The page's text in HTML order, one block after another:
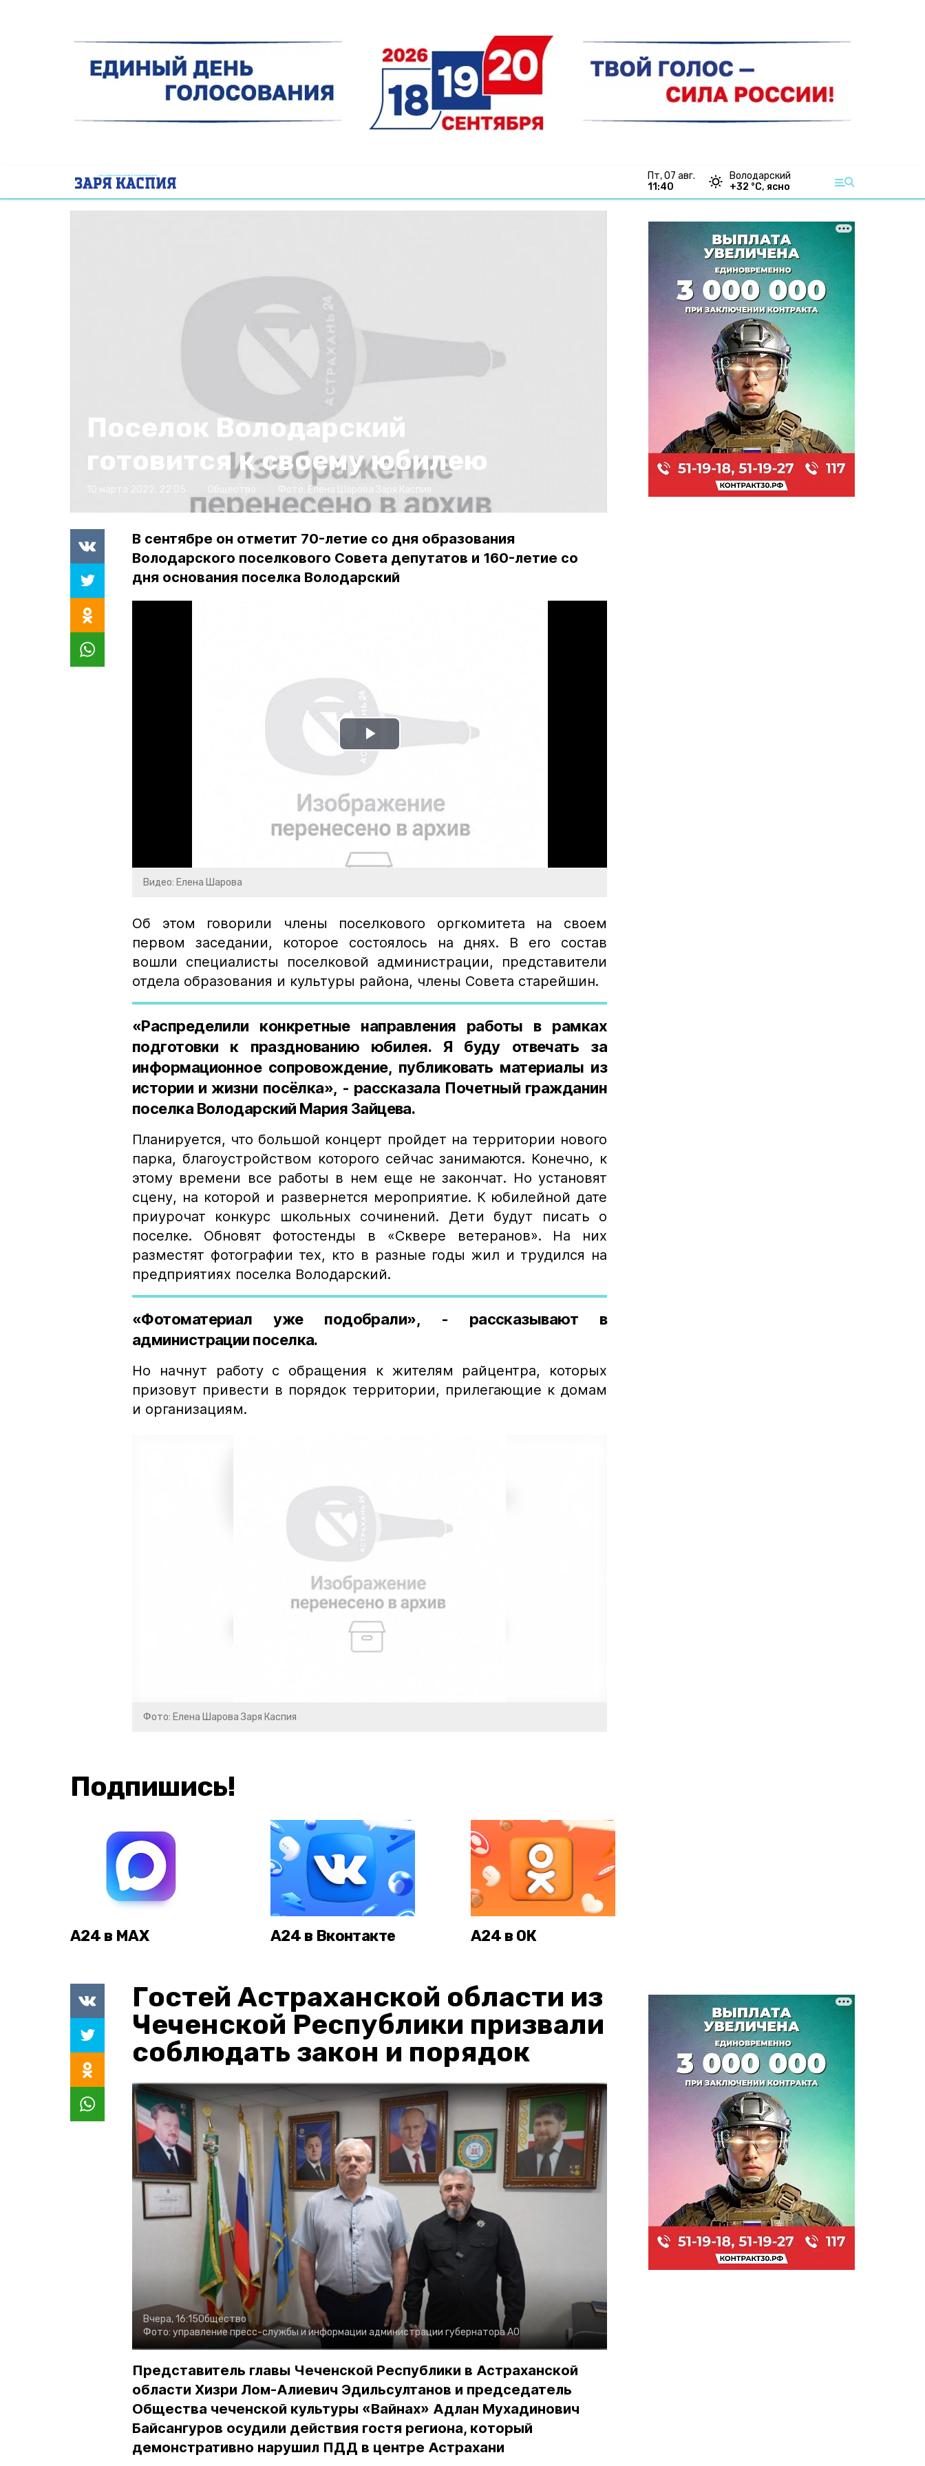
пт, 07 авг.
11:40
Володарский
+32 °С, ясно
Поселок Володарский
готовится к своему юбилею
Елена Шарова
В сентябре он отметит 70-летие со дня образования
Володарского поселкового Совета депутатов и 160-летие со
дня основания поселка Володарский
Play
Видео: Елена Шарова
Об этом говорили члены поселкового оргкомитета на своем
первом заседании, которое состоялось на днях. В его состав
вошли специалисты поселковой администрации, представители
отдела образования и культуры района, члены Совета старейшин.
«Распределили конкретные направления работы в рамках
подготовки к празднованию юбилея. Я буду отвечать за
информационное сопровождение, публиковать материалы из
истории и жизни посёлка», - рассказала Почетный гражданин
поселка Володарский Мария Зайцева.
Планируется, что большой концерт пройдет на территории нового
парка, благоустройством которого сейчас занимаются. Конечно, к
этому времени все работы в нем еще не закончат. Но установят
сцену, на которой и развернется мероприятие. К юбилейной дате
приурочат конкурс школьных сочинений. Дети будут писать о
поселке. Обновят фотостенды в «Сквере ветеранов». На них
разместят фотографии тех, кто в разные годы жил и трудился на
предприятиях поселка Володарский.
«Фотоматериал уже подобрали», - рассказывают в
администрации поселка.
Но начнут работу с обращения к жителям райцентра, которых
призовут привести в порядок территории, прилегающие к домам
и организациям.
Фото: Елена Шарова Заря Каспия
Подпишись!
А24 в MAX А24 в Вконтакте А24 в ОК
Гостей Астраханской области из
Чеченской Республики призвали
соблюдать закон и порядок
Вчера, 16:15Общество
Фото: управление пресс-службы и информации администрации губернатора АО
Представитель главы Чеченской Республики в Астраханской
области Хизри Лом-Алиевич Эдильсултанов и председатель
Общества чеченской культуры «Вайнах» Адлан Мухадинович
Байсангуров осудили действия гостя региона, который
демонстративно нарушил ПДД в центре Астрахани